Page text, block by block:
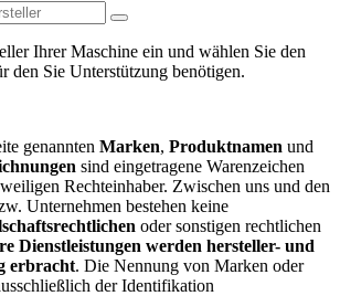
Ihrer Maschine ein und wählen Sie den
den Sie Unterstützung benötigen.
genannten Marken, Produktnamen und
sind eingetragene Warenzeichen
Rechteinhaber. Zwischen uns und den
Unternehmen bestehen keine
oder sonstigen rechtlichen
Dienstleistungen werden hersteller- und
erbracht. Die Nennung von Marken oder
der Identifikation